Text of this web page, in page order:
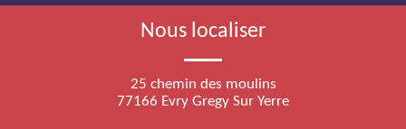
Nous localiser
25 chemin des moulins
77166 Evry Gregy Sur Yerre